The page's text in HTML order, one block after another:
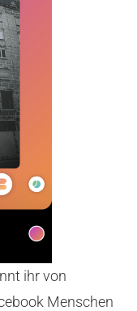
ihr von
Menschen